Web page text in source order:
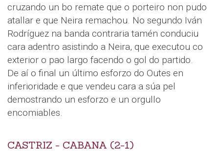
cruzando un bo remate que o porteiro non pudo
atallar e que Neira remachou. No segundo Iván
Rodríguez na banda contraria tamén conduciu
cara adentro asistindo a Neira, que executou co
exterior o pao largo facendo o gol do partido.
De aí o final un último esforzo do Outes en
inferioridade e que vendeu cara a súa pel
demostrando un esforzo e un orgullo
encomiables.
CASTRIZ - CABANA (2-1)